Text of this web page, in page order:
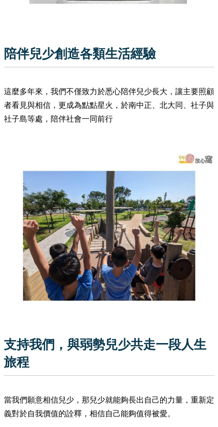
陪伴兒少創造各類生活經驗
這麼多年來，我們不僅致力於悉心陪伴兒少長大，讓主要照顧
者看見與相信，更成為點點星火，於南中正、北大同、社子與
社子島等處，陪伴社會一同前行
支持我們，與弱勢兒少共走一段人生
旅程
當我們願意相信兒少，那兒少就能夠長出自己的力量，重新定
義對於自我價值的詮釋，相信自己能夠值得被愛。